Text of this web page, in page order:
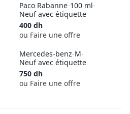
Paco Rabanne-100 ml-
Neuf avec étiquette
400 dh
ou Faire une offre
Mercedes-benz-M-
Neuf avec étiquette
750 dh
ou Faire une offre